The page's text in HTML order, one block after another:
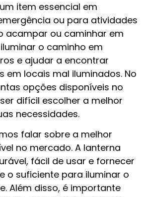
item essencial em
ou para atividades
acampar ou caminhar em
o caminho em
e ajudar a encontrar
em locais mal iluminados. No
opções disponíveis no
difícil escolher a melhor
necessidades.
falar sobre a melhor
no mercado. A lanterna
fácil de usar e fornecer
o suficiente para iluminar o
Além disso, é importante